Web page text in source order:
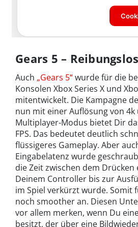
Gears 5 –
Auch „Gears 5“wurde für die
Konsolen Xbox Series X und
mitentwickelt. Die Kampagne
nun mit einer Auflösung von 4k
Multiplayer-Modus bietet Dir
FPS. Das bedeutet deutlich
flüssigeres Gameplay. Aber
Eingabelatenz wurde
die Zeit zwischen dem Drücken
Deinem Controller bis zur
im Spiel verkürzt wurde. Somit
noch smoother an. Diesen
vor allem merken, wenn Du
besitzt, der über eine